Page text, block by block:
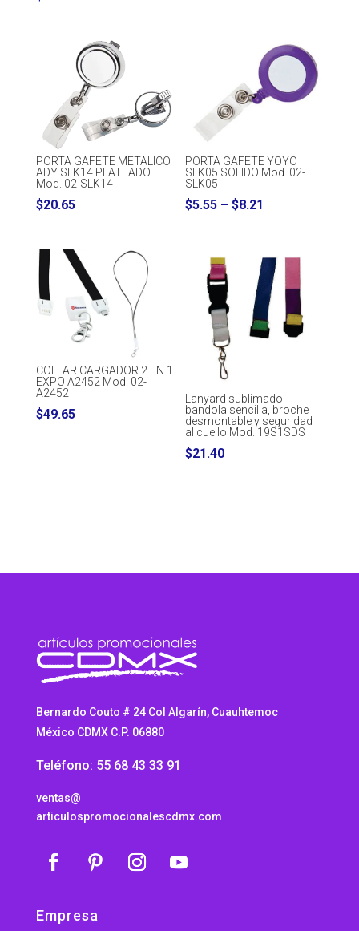
PORTA GAFETE METALICO
ADY SLK14 PLATEADO
Mod. 02-SLK14
$20.65
PORTA GAFETE YOYO
SLK05 SOLIDO Mod. 02-
SLK05
$5.55 – $8.21
through
$8.21
COLLAR CARGADOR 2 EN 1
EXPO A2452 Mod. 02-
A2452
$49.65
Lanyard sublimado
bandola sencilla, broche
desmontable y seguridad
al cuello Mod. 19S1SDS
$21.40
Bernardo Couto # 24 Col Algarín, Cuauhtemoc
México CDMX C.P. 06880
Teléfono: 55 68 43 33 91
ventas@
articulospromocionalescdmx.com
Empresa